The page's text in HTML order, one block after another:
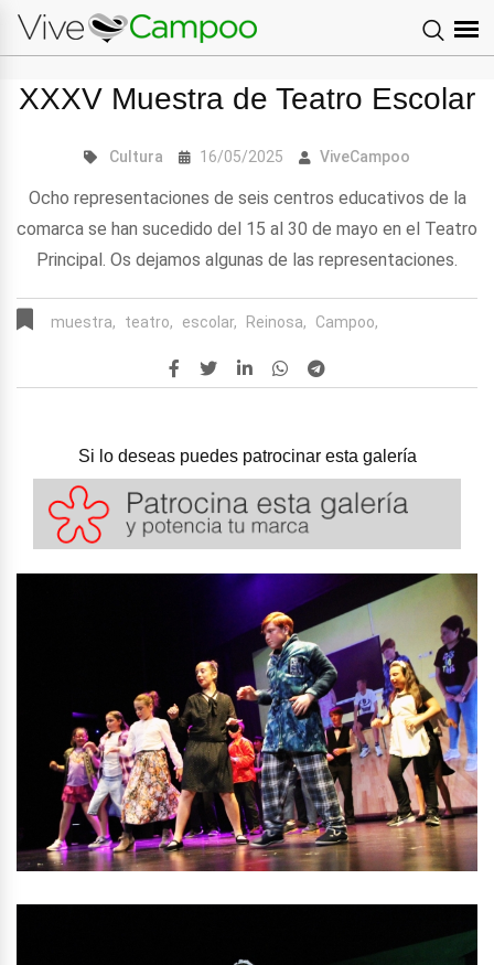
XXXV Muestra de Teatro Escolar
Cultura 16/05/2025 ViveCampoo
Ocho representaciones de seis centros educativos de la
comarca se han sucedido del 15 al 30 de mayo en el Teatro
Principal. Os dejamos algunas de las representaciones.
muestra, teatro, escolar, Reinosa, Campoo,
Si lo deseas puedes patrocinar esta galería